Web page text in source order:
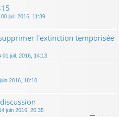
08 juil. 2016, 11:39
l'extinction temporisée
01 juil. 2016, 14:13
2016, 18:10
juin 2016, 20:35